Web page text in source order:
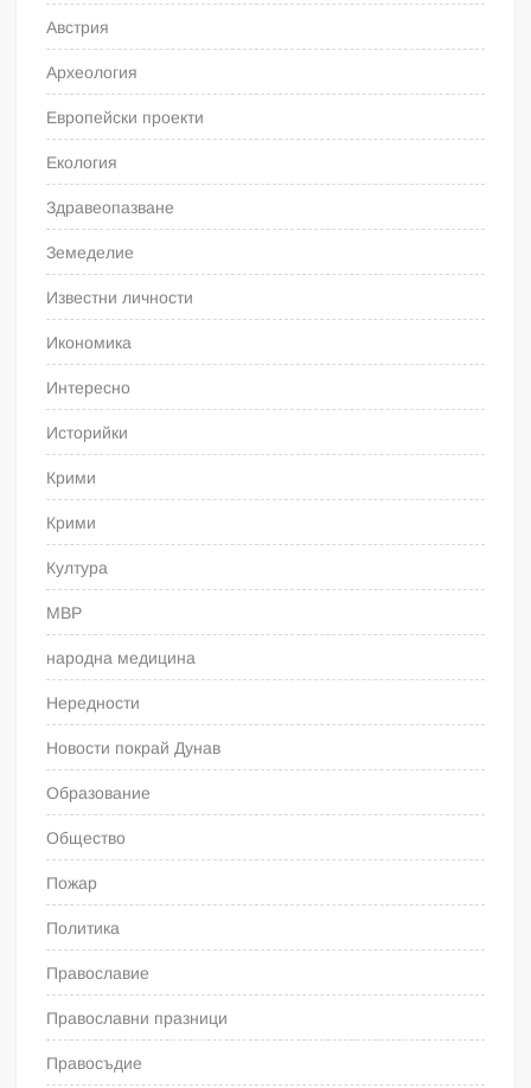
Австрия
Археология
Европейски проекти
Екология
Здравеопазване
Земеделие
Известни личности
Икономика
Интересно
Историйки
Крими
Крими
Култура
МВР
народна медицина
Нередности
Новости покрай Дунав
Образование
Общество
Пожар
Политика
Православие
Православни празници
Правосъдие